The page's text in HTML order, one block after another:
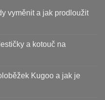
vyměnit a jak prodloužit
a kotouč na
Kugoo a jak je